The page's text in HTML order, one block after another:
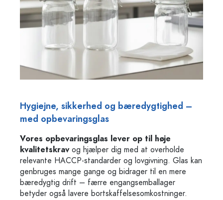
Hygiejne, sikkerhed og bæredygtighed –
med opbevaringsglas
Vores opbevaringsglas lever op til høje
kvalitetskravog hjælper dig med at overholde
relevante HACCP-standarder og lovgivning. Glas kan
genbruges mange gange og bidrager til en mere
bæredygtig drift – færre engangsemballager
betyder også lavere bortskaffelsesomkostninger.